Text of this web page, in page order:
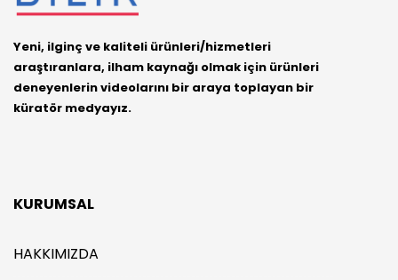
Yeni, ilginç ve kaliteli ürünleri/hizmetleri
araştıranlara, ilham kaynağı olmak için ürünleri
deneyenlerin videolarını bir araya toplayan bir
küratör medyayız.
KURUMSAL
HAKKIMIZDA